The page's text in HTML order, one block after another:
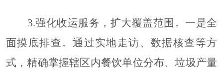
3.强化收运服务，扩大覆盖范围 。 一是全
面摸底排查。通过实地走访、数据核查等方
式，精确掌握辖区内餐饮单位分布、垃圾产量